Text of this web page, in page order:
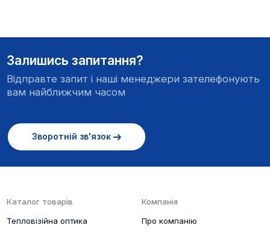
Залишись запитання?
Відправте запит і наші менеджери зателефонують
вам найближчим часом
Зворотній зв'язок
Каталог товарів
Тепловізійна оптика
Компанія
Про компанію